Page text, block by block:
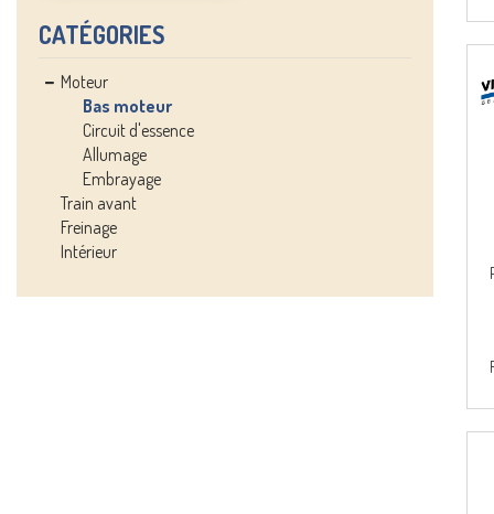
CATÉGORIES
Moteur
Bas moteur
Circuit d'essence
Allumage
Embrayage
Train avant
Freinage
Intérieur